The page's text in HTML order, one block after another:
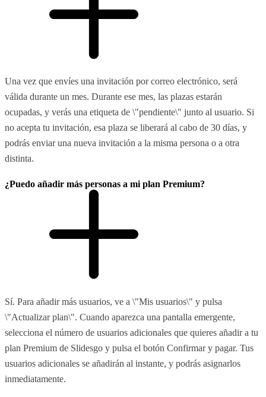
Una vez que envíes una invitación por correo electrónico, será
válida durante un mes. Durante ese mes, las plazas estarán
ocupadas, y verás una etiqueta de \"pendiente\" junto al usuario. Si
no acepta tu invitación, esa plaza se liberará al cabo de 30 días, y
podrás enviar una nueva invitación a la misma persona o a otra
distinta.
¿Puedo añadir más personas a mi plan Premium?
Sí. Para añadir más usuarios, ve a \"Mis usuarios\" y pulsa
\"Actualizar plan\". Cuando aparezca una pantalla emergente,
selecciona el número de usuarios adicionales que quieres añadir a tu
plan Premium de Slidesgo y pulsa el botón Confirmar y pagar. Tus
usuarios adicionales se añadirán al instante, y podrás asignarlos
inmediatamente.